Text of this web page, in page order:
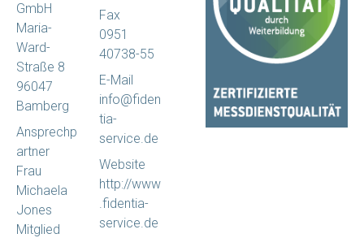
GmbH
Maria-
Ward-
Straße 8
96047
Bamberg
Ansprechp
artner
Frau
Michaela
Jones
Mitglied
Fax
0951
40738-55
E-Mail
info@fiden
tia-
service.de
Website
http://www
.fidentia-
service.de